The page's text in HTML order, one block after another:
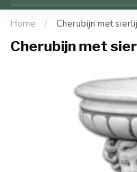
Home / Cherubijn met
Cherubijn met